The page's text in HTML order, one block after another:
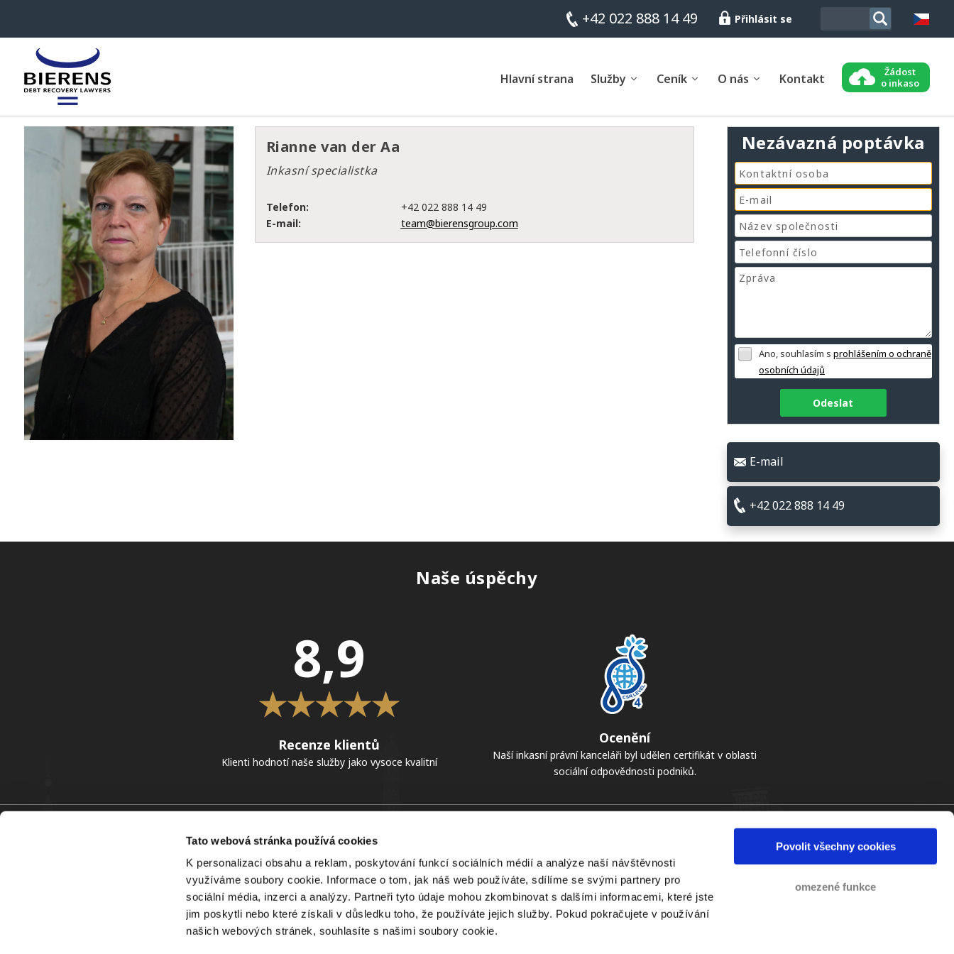
Tato webová stránka používá cookies
K personalizaci obsahu a reklam, poskytování funkcí sociálních médií a analýze naší návštěvnosti
využíváme soubory cookie. Informace o tom, jak náš web používáte, sdílíme se svými partnery pro
sociální média, inzerci a analýzy. Partneři tyto údaje mohou zkombinovat s dalšími informacemi, které jste
jim poskytli nebo které získali v důsledku toho, že používáte jejich služby. Pokud pokračujete v používání
našich webových stránek, souhlasíte s našimi soubory cookie.
Povolit všechny cookies
omezené funkce
+42 022 888 14 49 Přihlásit se
Hlavní strana Služby Ceník O nás Kontakt
Žádost
o inkaso
Rianne van der Aa
Inkasní specialistka
Telefon:
+42 022 888 14 49
E-mail:
team@bierensgroup.com
Nezávazná poptávka
Ano, souhlasím s prohlášením o ochraně
osobních údajů
Odeslat
E-mail
+42 022 888 14 49
Naše úspěchy
8,9
Recenze klientů
Klienti hodnotí naše služby jako vysoce kvalitní
Ocenění
Naší inkasní právní kanceláři byl udělen certifikát v oblasti
sociální odpovědnosti podniků.
Vymáhání pohledávek v České republice >
Vymáhání pohledávek mimo Evropu >
Poradenství v oblasti pohledávek >
Náš tým >
Historie >
Reference >
LinkedIn >
Vimeo >